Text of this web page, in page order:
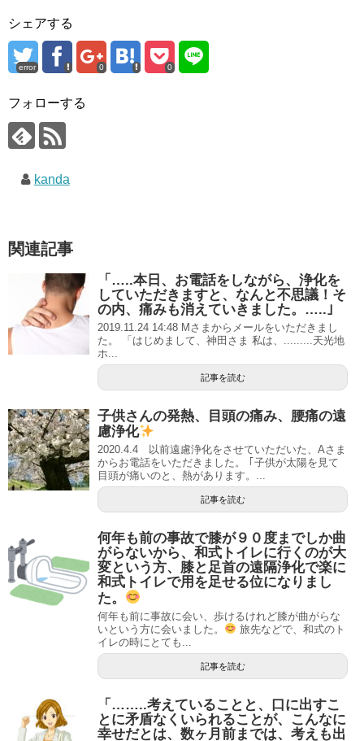
シェアする
error 0 0
フォローする
kanda
関連記事
「…..本日、お電話をしながら、浄化を
していただきますと、なんと不思議！そ
の内、痛みも消えていきました。…..｣
2019.11.24 14:48 Mさまからメールをいただきまし
た。 「はじめまして、神田さま 私は、.........天光地
ホ...
記事を読む
子供さんの発熱、目頭の痛み、腰痛の遠
慮浄化
2020.4.4 以前遠慮浄化をさせていただいた、Aさま
からお電話をいただきました。 ｢子供が太陽を見て
目頭が痛いのと、熱があります。...
記事を読む
何年も前の事故で膝が９０度までしか曲
がらないから、和式トイレに行くのが大
変という方、膝と足首の遠隔浄化で楽に
和式トイレで用を足せる位になりまし
た。
何年も前に事故に会い、歩けるけれど膝が曲がらな
いという方に会いました。
旅先などで、和式のト
イレの時にとても...
記事を読む
「……..考えていることと、口に出すこ
とに矛盾なくいられることが、こんなに
幸せだとは、数ヶ月前までは、考えも出